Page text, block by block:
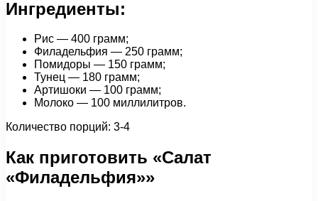
Ингредиенты:
Рис — 400 грамм;
Филадельфия — 250 грамм;
Помидоры — 150 грамм;
Тунец — 180 грамм;
Артишоки — 100 грамм;
Молоко — 100 миллилитров.
Количество порций: 3-4
Как приготовить «Салат
«Филадельфия»»